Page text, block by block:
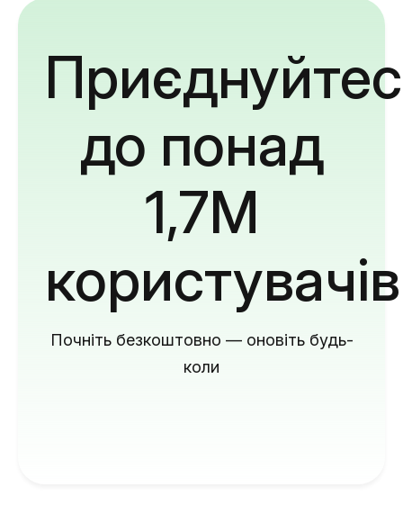
до понад
1,7M
користувачів
Почніть безкоштовно — оновіть будь-
коли